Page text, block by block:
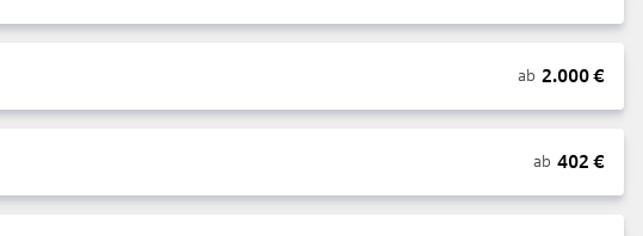
ab 2.000€
ab 402 €